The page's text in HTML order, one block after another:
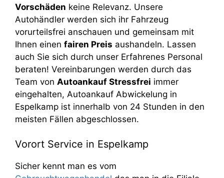
Vorschäden keine Relevanz. Unsere
Autohändler werden sich ihr Fahrzeug
vorurteilsfrei anschauen und gemeinsam mit
Ihnen einen fairen Preis aushandeln. Lassen
auch Sie sich durch unser Erfahrenes Personal
beraten! Vereinbarungen werden durch das
Team von Autoankauf Stressfrei immer
eingehalten, Autoankauf Abwickelung in
Espelkamp ist innerhalb von 24 Stunden in den
meisten Fällen abgeschlossen.
Vorort Service in Espelkamp
Sicher kennt man es vom